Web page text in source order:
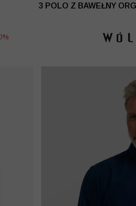
3 POLO Z BAWEŁNY
DO -50% |